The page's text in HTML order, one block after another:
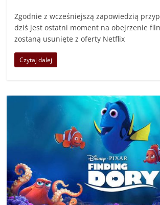
Zgodnie z wcześniejszą zapowiedzią
dziś jest ostatni moment na obejrzenie
zostaną usunięte z oferty Netflix
Czytaj dalej